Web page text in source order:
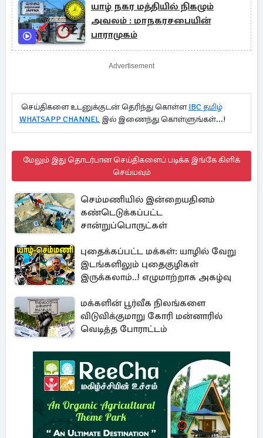
யாழ் நகர மத்தியில் நிகழும்
அவலம் : மாநகரசபையின்
பாராமுகம்
Advertisement
செய்திகளை உடனுக்குடன் தெரிந்து கொள்ளIBC தமிழ்
WHATSAPP CHANNEL இல் இணைந்து கொள்ளுங்கள்...!
மேலும் இது தொடர்பான செய்திகளைப் படிக்க இங்கே கிளிக்
செய்யவும்
செம்மணியில் இன்றையதினம்
கண்டெடுக்கப்பட்ட
சான்றுப்பொருட்கள்
புதைக்கப்பட்ட மக்கள்: யாழில் வேறு
இடங்களிலும் புதைகுழிகள்
இருக்கலாம்..! எழுமாற்றாக அகழ்வு
மக்களின் பூர்வீக நிலங்களை
விடுவிக்குமாறு கோரி மன்னாரில்
வெடித்த போராட்டம்